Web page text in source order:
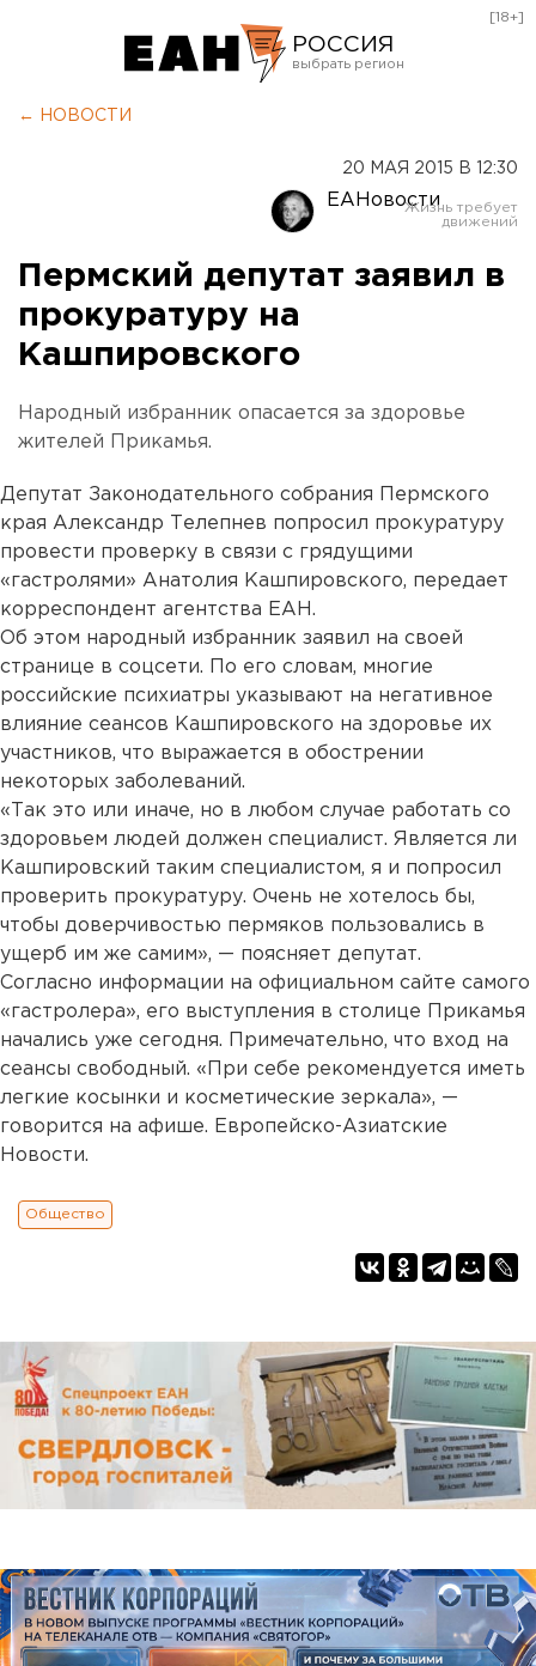
РОССИЯ
Оренбург
[18+]
← НОВОСТИ
20 МАЯ 2015 В 12:30
ЕАНовости
Пермский депутат заявил в
прокуратуру на
Кашпировского
Народный избранник опасается за здоровье
жителей Прикамья.
Депутат Законодательного собрания Пермского
края Александр Телепнев попросил прокуратуру
провести проверку в связи с грядущими
«гастролями» Анатолия Кашпировского, передает
корреспондент агентства ЕАН.
Об этом народный избранник заявил на своей
странице в соцсети. По его словам, многие
российские психиатры указывают на негативное
влияние сеансов Кашпировского на здоровье их
участников, что выражается в обострении
некоторых заболеваний.
«Так это или иначе, но в любом случае работать со
здоровьем людей должен специалист. Является ли
Кашпировский таким специалистом, я и попросил
проверить прокуратуру. Очень не хотелось бы,
чтобы доверчивостью пермяков пользовались в
ущерб им же самим», — поясняет депутат.
Согласно информации на официальном сайте самого
«гастролера», его выступления в столице Прикамья
начались уже сегодня. Примечательно, что вход на
сеансы свободный. «При себе рекомендуется иметь
легкие косынки и косметические зеркала», —
говорится на афише. Европейско-Азиатские
Новости.
Общество